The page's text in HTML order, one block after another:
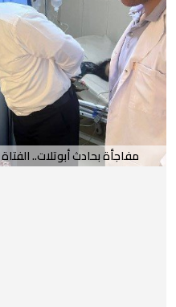
مفاجأة بحادث أبوتلات..